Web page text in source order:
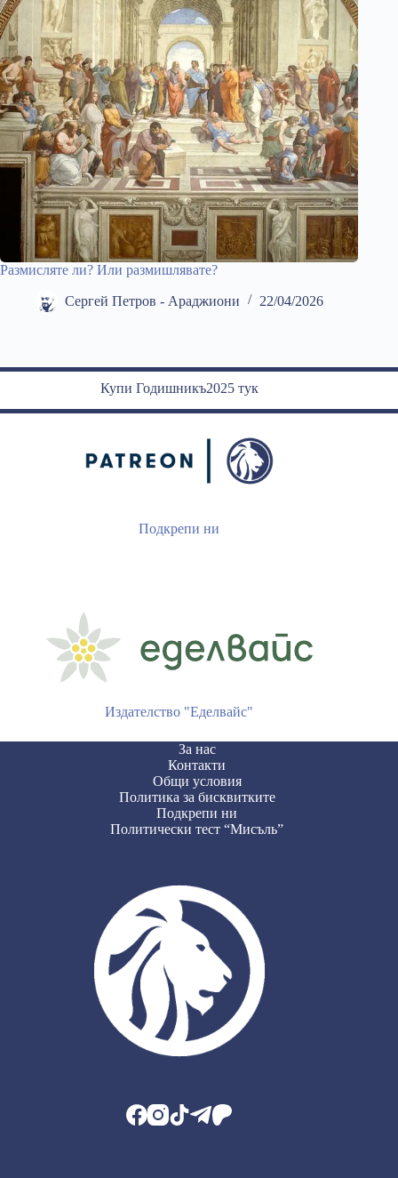
Размисляте ли? Или размишлявате?
Сергей Петров - Араджиони 22/04/2026
Купи Годишникъ2025 тук
Подкрепи ни
Издателство "Еделвайс"
За нас
Контакти
Общи условия
Политика за бисквитките
Подкрепи ни
Политически тест “Мисъль”